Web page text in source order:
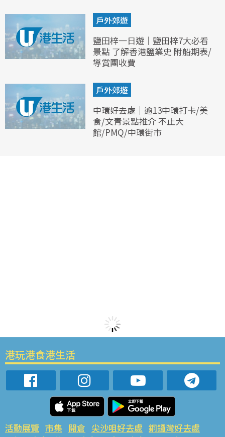
戶外郊遊
鹽田梓一日遊｜鹽田梓7大必看
景點 了解香港鹽業史 附船期表/
導賞團收費
戶外郊遊
中環好去處｜逾13中環打卡/美
食/文青景點推介 不止大
館/PMQ/中環街市
港玩港食港生活
活動展覽 市集 開倉 尖沙咀好去處 銅鑼灣好去處